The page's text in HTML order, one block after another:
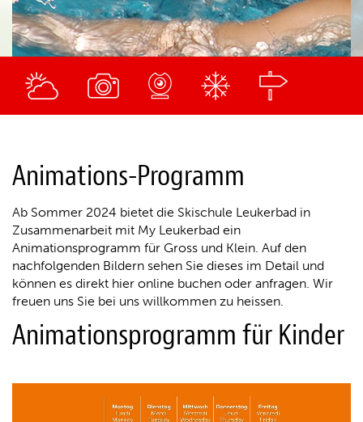
Animations-Programm
Ab Sommer 2024 bietet die Skischule Leukerbad in
Zusammenarbeit mit My Leukerbad ein
Animationsprogramm für Gross und Klein. Auf den
nachfolgenden Bildern sehen Sie dieses im Detail und
können es direkt hier online buchen oder anfragen. Wir
freuen uns Sie bei uns willkommen zu heissen.
Animationsprogramm für Kinder